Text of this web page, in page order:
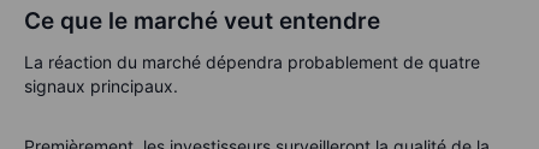
Ce que le marché veut entendre
La réaction du marché dépendra probablement de quatre
signaux principaux.